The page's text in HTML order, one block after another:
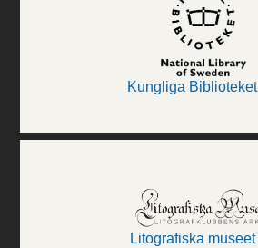
Kungliga Biblioteket
Litografiska museet